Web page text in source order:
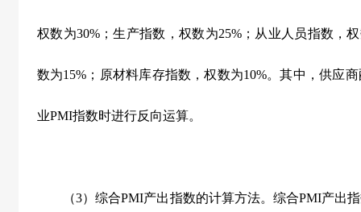
权数为30%；生产指数，权数为25%；从业人员指数，
数为15% ；原材料库存指数，权数为10%。其中，供应
业PMI指数时进行反向运算。
（3）综合PMI产出指数的计算方法。综合PMI产出